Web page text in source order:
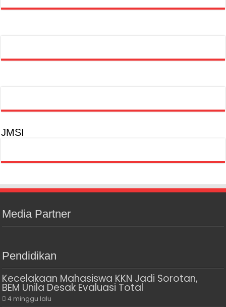
JMSI
Media Partner
Pendidikan
Kecelakaan Mahasiswa KKN Jadi Sorotan,
BEM Unila Desak Evaluasi Total
4 minggu lalu